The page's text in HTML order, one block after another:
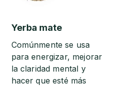
Yerba mate
Comúnmente se usa
para energizar, mejorar
la claridad mental y
hacer que esté más